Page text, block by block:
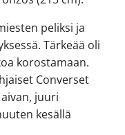
peliksi ja
Tärkeää oli
korostamaan.
Converset
juuri
kesällä